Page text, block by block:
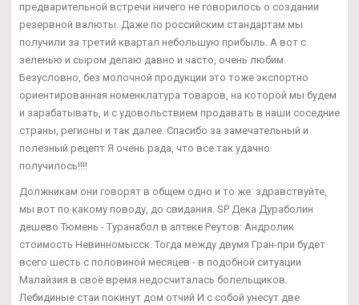
предварительной встречи ничего не говорилось о создании
резервной валюты. Даже по российским стандартам мы
получили за третий квартал небольшую прибыль. А вот с
зеленью и сыром делаю давно и часто, очень любим.
Безусловно, без молочной продукции это тоже экспортно
ориентированная номенклатура товаров, на которой мы будем
и зарабатывать, и с удовольствием продавать в наши соседние
страны, регионы и так далее. Спасибо за замечательный и
полезный рецепт Я очень рада, что все так удачно
получилось!!!!
Должникам они говорят в общем одно и то же: здравствуйте,
мы вот по какому поводу, до свидания. SP Дека Дураболин
дешево Тюмень - Туранабол в аптеке Реутов: Андролик
стоимость Невинномысск. Тогда между двумя Гран-при будет
всего шесть с половиной месяцев - в подобной ситуации
Малайзия в своё время недосчиталась болельщиков.
Лебидиные стаи покинут дом отчий И с собой унесут две